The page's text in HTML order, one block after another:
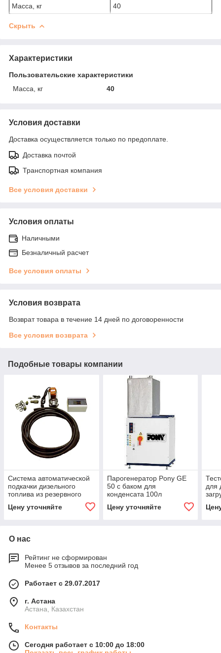
Масса, кг 40
Скрыть
Характеристики
Пользовательские характеристики
Масса, кг
40
Условия доставки
Доставка осуществляется только по предоплате.
Доставка почтой
Транспортная компания
Все условия доставки
Условия оплаты
Наличными
Безналичный расчет
Все условия оплаты
Условия возврата
Возврат товара в течение 14 дней по договоренности
Все условия возврата
Подобные товары компании
Система автоматической
подкачки дизельного
топлива из резервного
Цену уточняйте
Парогенератор Pony GE
50 с баком для
конденсата 100л
Цену уточняйте
для
О нас
Рейтинг не сформирован
Менее 5 отзывов за последний год
Работает с 29.07.2017
г. Астана
Астана, Казахстан
Контакты
Сегодня работает с 10:00 до 18:00